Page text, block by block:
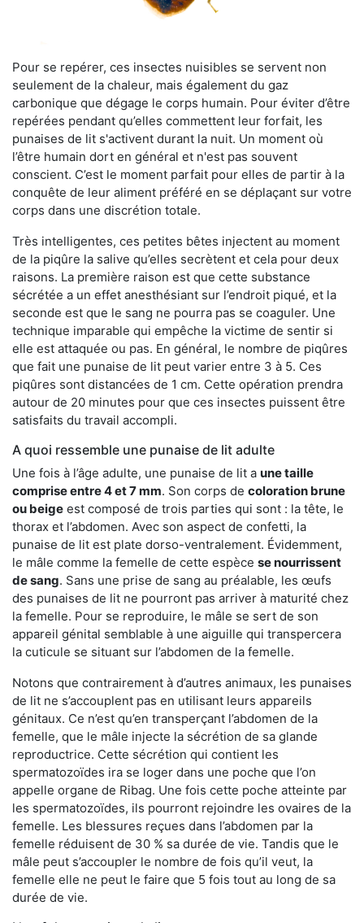
Pour se repérer, ces insectes nuisibles se servent non
seulement de la chaleur, mais également du gaz
carbonique que dégage le corps humain. Pour éviter d’être
repérées pendant qu’elles commettent leur forfait, les
punaises de lit s'activent durant la nuit. Un moment où
l’être humain dort en général et n'est pas souvent
conscient. C’est le moment parfait pour elles de partir à la
conquête de leur aliment préféré en se déplaçant sur votre
corps dans une discrétion totale.
Très intelligentes, ces petites bêtes injectent au moment
de la piqûre la salive qu’elles secrètent et cela pour deux
raisons. La première raison est que cette substance
sécrétée a un effet anesthésiant sur l’endroit piqué, et la
seconde est que le sang ne pourra pas se coaguler. Une
technique imparable qui empêche la victime de sentir si
elle est attaquée ou pas. En général, le nombre de piqûres
que fait une punaise de lit peut varier entre 3 à 5. Ces
piqûres sont distancées de 1 cm. Cette opération prendra
autour de 20 minutes pour que ces insectes puissent être
satisfaits du travail accompli.
A quoi ressemble une punaise de lit adulte
Une fois à l’âge adulte, une punaise de lit a une taille
comprise entre 4 et 7 mm. Son corps de coloration brune
ou beige est composé de trois parties qui sont : la tête, le
thorax et l’abdomen. Avec son aspect de confetti, la
punaise de lit est plate dorso-ventralement. Évidemment,
le mâle comme la femelle de cette espèce se nourrissent
de sang. Sans une prise de sang au préalable, les œufs
des punaises de lit ne pourront pas arriver à maturité chez
la femelle. Pour se reproduire, le mâle se sert de son
appareil génital semblable à une aiguille qui transpercera
la cuticule se situant sur l’abdomen de la femelle.
Notons que contrairement à d’autres animaux, les punaises
de lit ne s’accouplent pas en utilisant leurs appareils
génitaux. Ce n’est qu’en transperçant l’abdomen de la
femelle, que le mâle injecte la sécrétion de sa glande
reproductrice. Cette sécrétion qui contient les
spermatozoïdes ira se loger dans une poche que l’on
appelle organe de Ribag. Une fois cette poche atteinte par
les spermatozoïdes, ils pourront rejoindre les ovaires de la
femelle. Les blessures reçues dans l’abdomen par la
femelle réduisent de 30 % sa durée de vie. Tandis que le
mâle peut s’accoupler le nombre de fois qu’il veut, la
femelle elle ne peut le faire que 5 fois tout au long de sa
durée de vie.